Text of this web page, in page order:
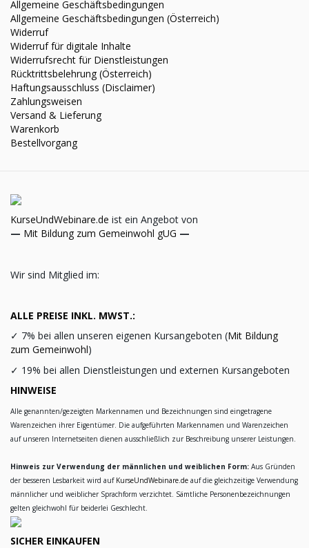
Allgemeine Geschäftsbedingungen
Allgemeine Geschäftsbedingungen (Österreich)
Widerruf
Widerruf für digitale Inhalte
Widerrufsrecht für Dienstleistungen
Rücktrittsbelehrung (Österreich)
Haftungsausschluss (Disclaimer)
Zahlungsweisen
Versand & Lieferung
Warenkorb
Bestellvorgang
KurseUndWebinare.de ist ein Angebot von
— Mit Bildung zum Gemeinwohl gUG —
Wir sind Mitglied im:
ALLE PREISE INKL. MWST.:
✓ 7% bei allen unseren eigenen Kursangeboten (Mit Bildung
zum Gemeinwohl)
✓ 19% bei allen Dienstleistungen und externen Kursangeboten
HINWEISE
Alle genannten/gezeigten Markennamen und Bezeichnungen sind eingetragene
Warenzeichen ihrer Eigentümer. Die aufgeführten Markennamen und Warenzeichen
auf unseren Internetseiten dienen ausschließlich zur Beschreibung unserer Leistungen.
Hinweis zur Verwendung der männlichen und weiblichen Form: Aus Gründen
der besseren Lesbarkeit wird auf KurseUndWebinare.de auf die gleichzeitige Verwendung
männlicher und weiblicher Sprachform verzichtet. Sämtliche Personenbezeichnungen
gelten gleichwohl für beiderlei Geschlecht.
SICHER EINKAUFEN